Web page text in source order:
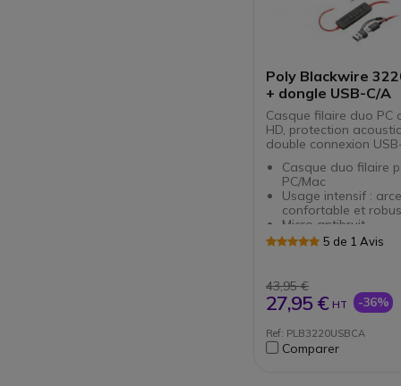
Poly Blackwire
+ dongle USB-C/A
Casque filaire duo PC
HD, protection
double connexion
Casque duo filaire
PC/Mac
Usage intensif :
confortable et
Micro antibruit
Égaliseur dynamique :
Protection auditive
SoundGuard
Boîtier de
d’appels, mute,
volume
Compatible tous
5 de 1 Avis
43,95 €
27,95 € HT -36%
Ref: PLB3220USBCA
Comparer